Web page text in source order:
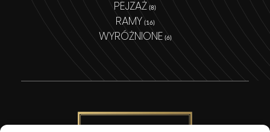
PEJZAŻ (8)
RAMY (16)
WYRÓŻNIONE (6)